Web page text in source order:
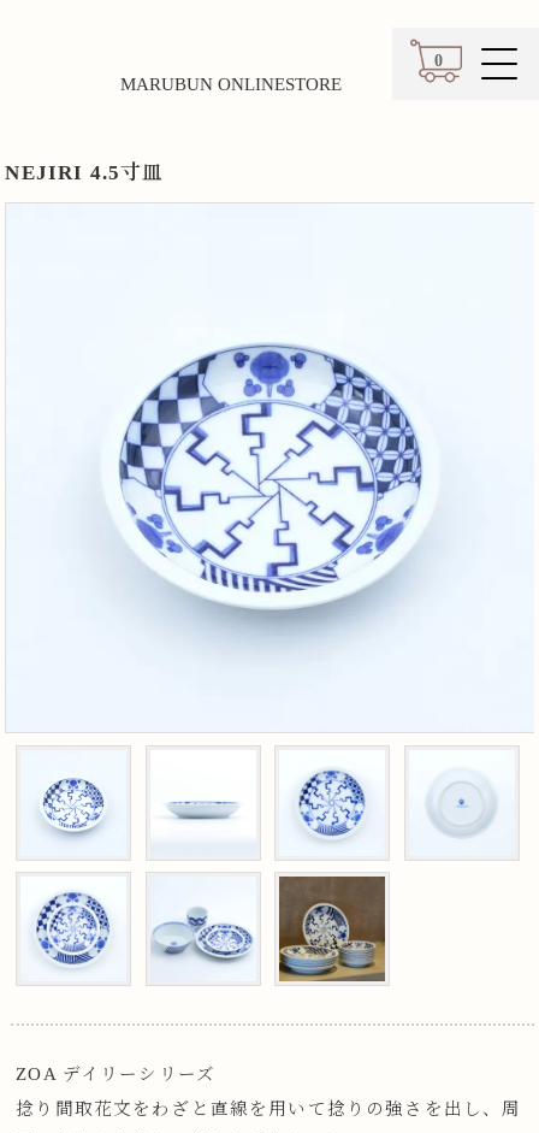
0
カート
MARUBUN ONLINESTORE
NEJIRI 4.5寸皿
ZOA デイリーシリーズ
捻り間取花文をわざと直線を用いて捻りの強さを出し、周